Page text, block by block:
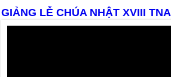
GIẢNG LỄ CHÚA NHẬT XVIII TNA